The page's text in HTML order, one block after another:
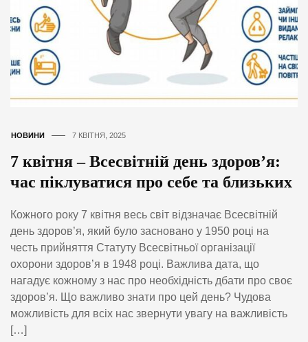
НОВИНИ 7 КВІТНЯ, 2025
7 квітня – Всесвітній день здоров’я:
час піклуватися про себе та близьких
Кожного року 7 квітня весь світ відзначає Всесвітній
день здоров’я, який було засновано у 1950 році на
честь прийняття Статуту Всесвітньої організації
охорони здоров’я в 1948 році. Важлива дата, що
нагадує кожному з нас про необхідність дбати про своє
здоров’я. Що важливо знати про цей день? Чудова
можливість для всіх нас звернути увагу на важливість
[…]